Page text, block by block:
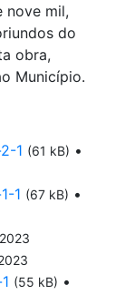
nove mil,
do
obra,
Município.
1 (61 kB) •
1 (67 kB) •
(55 kB) •